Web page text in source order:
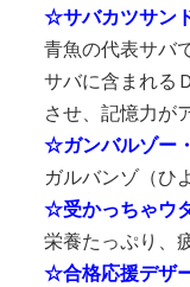
☆サバカツサン
青魚の代表サバ
サバに含まれる
させ、記憶力が
☆ガンバルゾー
ガルバンゾ（ひ
☆受かっちゃウ
栄養たっぷり、
☆合格応援デザ